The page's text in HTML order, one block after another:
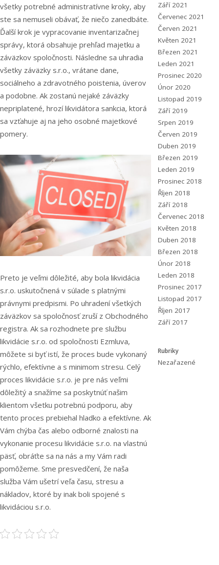
všetky potrebné administratívne kroky, aby
ste sa nemuseli obávať, že niečo zanedbáte.
Ďalší krok je vypracovanie inventarizačnej
správy, ktorá obsahuje prehľad majetku a
záväzkov spoločnosti. Následne sa uhradia
všetky záväzky s.r.o., vrátane dane,
sociálneho a zdravotného poistenia, úverov
a podobne. Ak zostanú nejaké záväzky
nepriplatené, hrozí likvidátora sankcia, ktorá
sa vzťahuje aj na jeho osobné majetkové
pomery.
Preto je veľmi dôležité, aby bola likvidácia
s.r.o. uskutočnená v súlade s platnými
právnymi predpismi. Po uhradení všetkých
záväzkov sa spoločnosť zruší z Obchodného
registra. Ak sa rozhodnete pre službu
likvidácie s.r.o. od spoločnosti Ezmluva,
môžete si byť istí, že proces bude vykonaný
rýchlo, efektívne a s minimom stresu. Celý
proces likvidácie s.r.o. je pre nás veľmi
dôležitý a snažíme sa poskytnúť našim
klientom všetku potrebnú podporu, aby
tento proces prebiehal hladko a efektívne. Ak
Vám chýba čas alebo odborné znalosti na
vykonanie procesu likvidácie s.r.o. na vlastnú
päsť, obráťte sa na nás a my Vám radi
pomôžeme. Sme presvedčení, že naša
služba Vám ušetrí veľa času, stresu a
nákladov, ktoré by inak boli spojené s
likvidáciou s.r.o.
Září 2021
Červenec 2021
Červen 2021
Květen 2021
Březen 2021
Leden 2021
Prosinec 2020
Únor 2020
Listopad 2019
Září 2019
Srpen 2019
Červen 2019
Duben 2019
Březen 2019
Leden 2019
Prosinec 2018
Říjen 2018
Září 2018
Červenec 2018
Květen 2018
Duben 2018
Březen 2018
Únor 2018
Leden 2018
Prosinec 2017
Listopad 2017
Říjen 2017
Září 2017
Rubriky
Nezařazené